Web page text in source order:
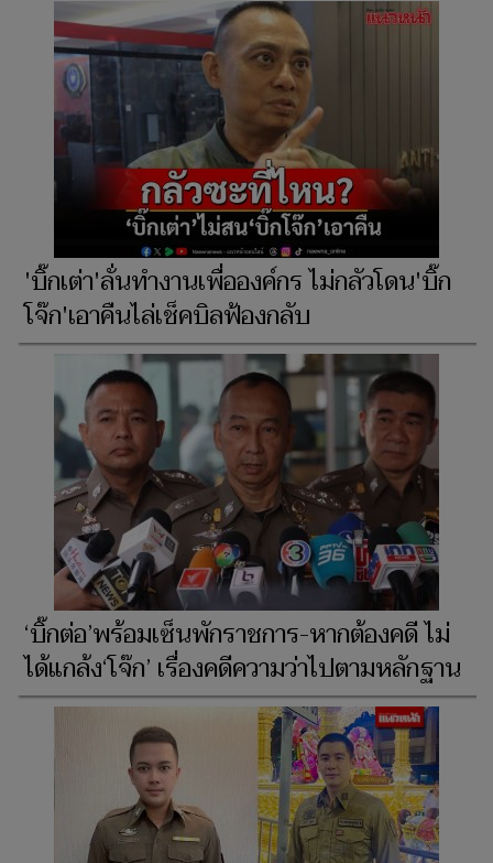
'บิ๊กเต่า'ลั่นทำงานเพื่อองค์กร ไม่กลัวโดน'บิ๊ก
โจ๊ก'เอาคืนไล่เช็คบิลฟ้องกลับ
‘บิ๊กต่อ’พร้อมเซ็นพักราชการ-หากต้องคดี ไม่
ได้แกล้ง‘โจ๊ก’ เรื่องคดีความว่าไปตามหลักฐาน